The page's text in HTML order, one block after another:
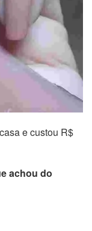
e custou R$
achou do